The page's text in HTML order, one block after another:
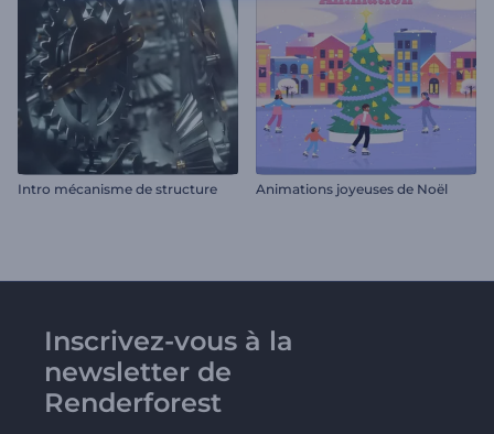
Intro mécanisme de structure Animations joyeuses de Noël
Inscrivez-vous à la
newsletter de
Renderforest